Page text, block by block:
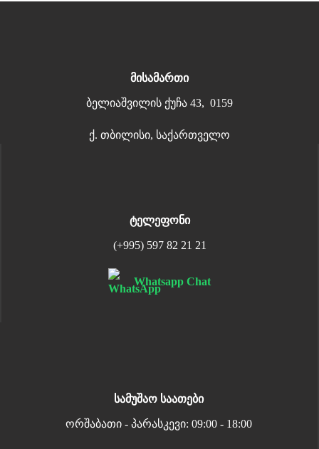
მისამართი
ბელიაშვილის ქუჩა 43, 0159
ქ. თბილისი, საქართველო
ტელეფონი
(+995) 597 82 21 21
Whatsapp Chat
სამუშაო საათები
ორშაბათი - პარასკევი: 09:00 - 18:00